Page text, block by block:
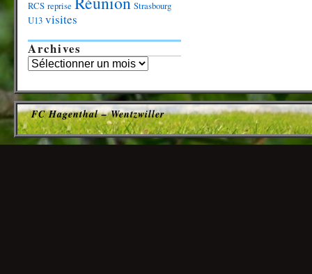
RCS reprise
Strasbourg
U13 visites
Archives
FC Hagenthal – Wentzwiller